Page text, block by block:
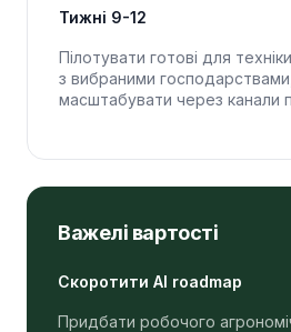
Тижні 9-12
Пілотувати готові для
з вибраними
масштабувати через канали
Важелі вартості
Скоротити AI roadmap
Придбати робочого